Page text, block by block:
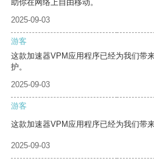
助你在网络上自由移动。
2025-09-03
游客
这款加速器VPM应用程序已经为我们带
护。
2025-09-03
游客
这款加速器VPM应用程序已经为我们带
2025-09-03